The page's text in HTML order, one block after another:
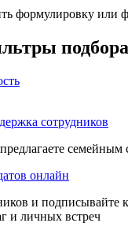
формулировку или
сотрудников
семейным
онлайн
и подписывайте
и личных встреч